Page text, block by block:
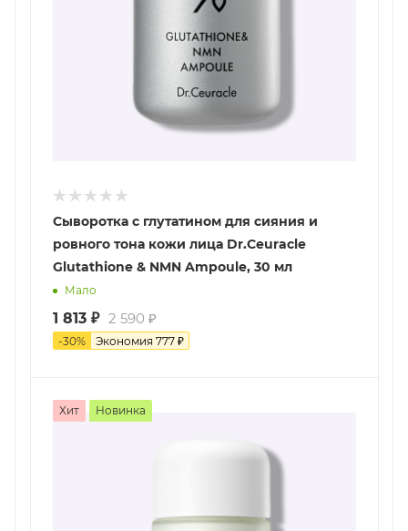
Сыворотка с глутатином для сияния и
ровного тона кожи лица Dr.Ceuracle
Glutathione & NMN Ampoule, 30 мл
Мало
1 813 ₽ 2 590 ₽
-30% Экономия 777 ₽
Хит Новинка